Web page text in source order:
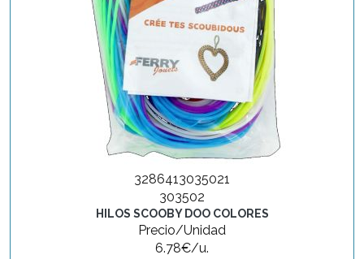
3286413035021
303502
HILOS SCOOBY DOO COLORES
Precio/Unidad
6.78€/u.